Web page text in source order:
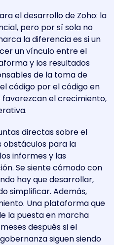
el desarrollo de Zoho: la
pero por sí sola no
la diferencia es si un
un vínculo entre el
y los resultados
de la toma de
código por el código en
favorezcan el crecimiento,
directas sobre el
obstáculos para la
informes y las
Se siente cómodo con
hay que desarrollar,
simplificar. Además,
Una plataforma que
la puesta en marcha
después si el
siguen siendo